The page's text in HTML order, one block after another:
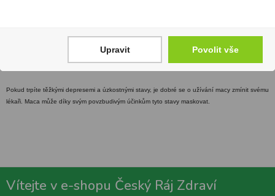
doporučené denní dávkování. Není určeno dětem do 3 let. Není určeno jako náhrada
Pokud trpíte těžkými depresemi a úzkostnými stavy, je dobré se o užívání macy zmínit svému
lékaři. Maca může díky svým povzbudivým účinkům tyto stavy maskovat.
Vítejte v e-shopu Český Ráj Zdraví
Upravit Povolit vše